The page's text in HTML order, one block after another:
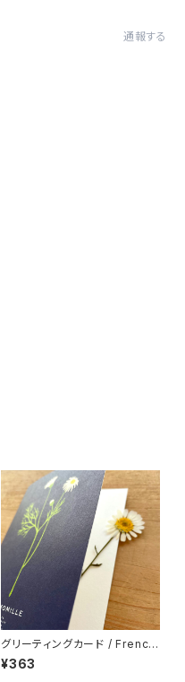
通報する
グリーティングカード / French
Botanical
¥363